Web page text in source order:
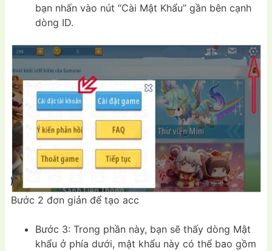
bạn nhấn vào nút “Cài Mật Khẩu” gần bên cạnh
dòng ID.
Bước 2 đơn giản để tạo acc
Bước 3: Trong phần này, bạn sẽ thấy dòng Mật
khẩu ở phía dưới, mật khẩu này có thể bao gồm